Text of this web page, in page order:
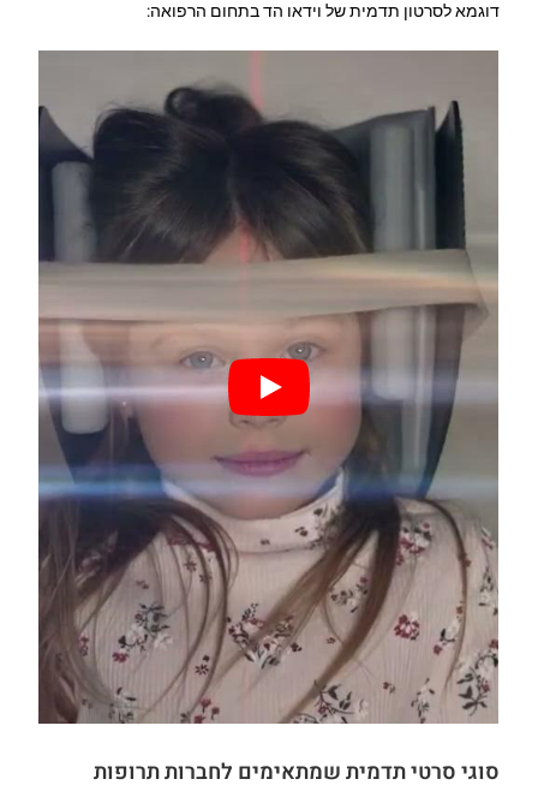
דוגמא לסרטון תדמית של וידאו הד בתחום הרפואה:
סוגי סרטי תדמית שמתאימים לחברות תרופות